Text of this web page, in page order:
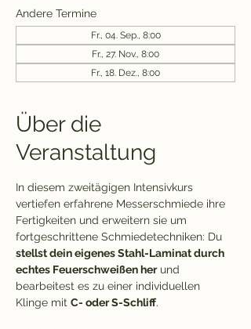
Andere Termine
Fr., 04. Sep., 8:00
Fr., 27. Nov., 8:00
Fr., 18. Dez., 8:00
Über die
Veranstaltung
In diesem zweitägigen Intensivkurs
vertiefen erfahrene Messerschmiede ihre
Fertigkeiten und erweitern sie um
fortgeschrittene Schmiedetechniken: Du
stellst dein eigenes Stahl-Laminat durch
echtes Feuerschweißen her und
bearbeitest es zu einer individuellen
Klinge mit C- oder S-Schliff.